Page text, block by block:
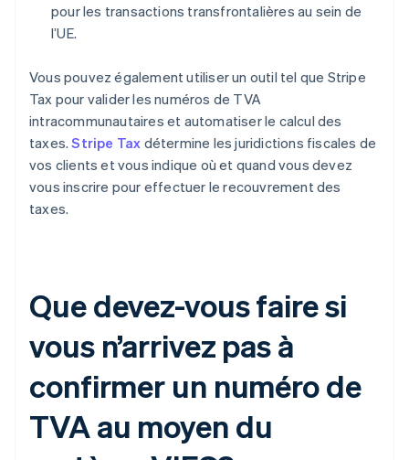
pour les transactions transfrontalières au sein de
l’UE.
Vous pouvez également utiliser un outil tel que Stripe
Tax pour valider les numéros de TVA
intracommunautaires et automatiser le calcul des
taxes.Stripe Tax détermine les juridictions fiscales de
vos clients et vous indique où et quand vous devez
vous inscrire pour effectuer le recouvrement des
taxes.
Que devez-vous faire si
vous n’arrivez pas à
confirmer un numéro de
TVA au moyen du